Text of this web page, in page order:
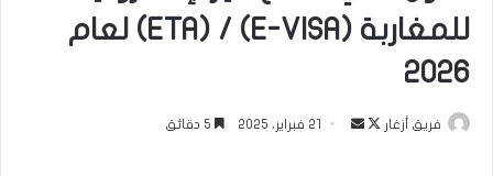
للمغاربة (E-VISA) / (ETA) لعام
2026
فريق أزغار
تابعأرسل
21 فبراير، 2025